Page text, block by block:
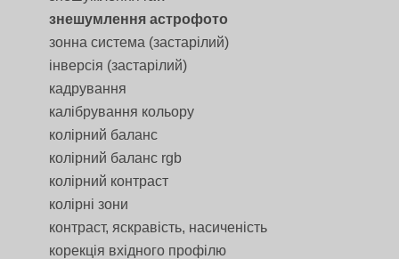
знешумлення астрофото
зонна система (застарілий)
інверсія (застарілий)
кадрування
калібрування кольору
колірний баланс
колірний баланс rgb
колірний контраст
колірні зони
контраст, яскравість, насиченість
корекція вхідного профілю